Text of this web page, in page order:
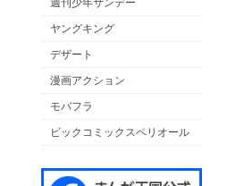
週刊少年サンデー
ヤングキング
デザート
漫画アクション
モバフラ
ビックコミックスペリオール